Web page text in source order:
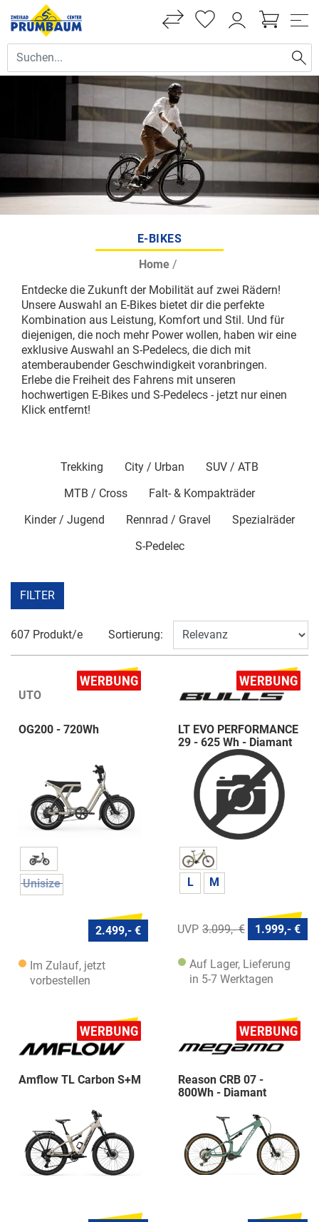
E-BIKES
Home /
Entdecke die Zukunft der Mobilität auf zwei Rädern!
Unsere Auswahl an E-Bikes bietet dir die perfekte
Kombination aus Leistung, Komfort und Stil. Und für
diejenigen, die noch mehr Power wollen, haben wir eine
exklusive Auswahl an S-Pedelecs, die dich mit
atemberaubender Geschwindigkeit voranbringen.
Erlebe die Freiheit des Fahrens mit unseren
hochwertigen E-Bikes und S-Pedelecs - jetzt nur einen
Klick entfernt!
Trekking City / Urban
SUV / ATB
MTB / Cross
Falt- & Kompakträder
Kinder / Jugend
Rennrad / Gravel
Spezialräder
S-Pedelec
FILTER
607 Produkt/e Sortierung:
UTO
OG200 - 720Wh
Unisize
2.499,- €
Im Zulauf, jetzt
vorbestellen
LT EVO PERFORMANCE
29 - 625 Wh - Diamant
L M
3.099,- € 1.999,- €
Auf Lager, Lieferung
in 5-7 Werktagen
Amflow TL Carbon S+M
Reason CRB 07 -
800Wh - Diamant